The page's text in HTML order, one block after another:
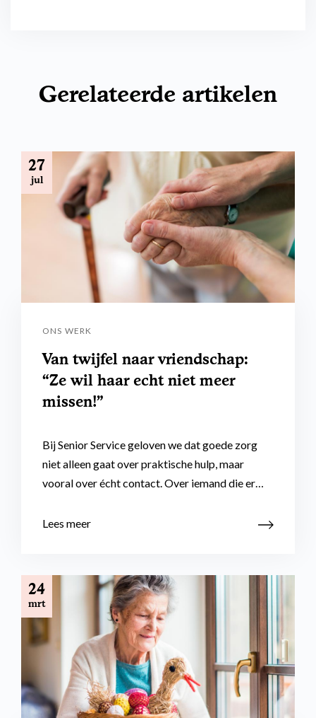
Gerelateerde artikelen
27
jul
ONS WERK
Van twijfel naar vriendschap:
“Ze wil haar echt niet meer
missen!”
Bij Senior Service geloven we dat goede zorg
niet alleen gaat over praktische hulp, maar
vooral over écht contact. Over iemand die er…
Lees meer
24
mrt